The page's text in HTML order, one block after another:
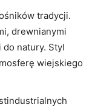
tradycji.
drewnianymi
do natury. Styl
wiejskiego